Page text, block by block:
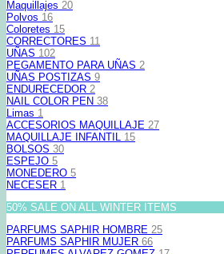
Maquillajes 20
Polvos 16
Coloretes 15
CORRECTORES 11
UÑAS 102
PEGAMENTO PARA UÑAS 2
UÑAS POSTIZAS 9
ENDURECEDOR 2
NAIL COLOR PEN 38
Limas 1
ACCESORIOS MAQUILLAJE 27
MAQUILLAJE INFANTIL 15
BOLSOS 30
ESPEJO 5
MONEDERO 5
NECESER 1
50% SALE ON ALL WINTER ITEMS
PARFUMS SAPHIR HOMBRE 25
PARFUMS SAPHIR MUJER 66